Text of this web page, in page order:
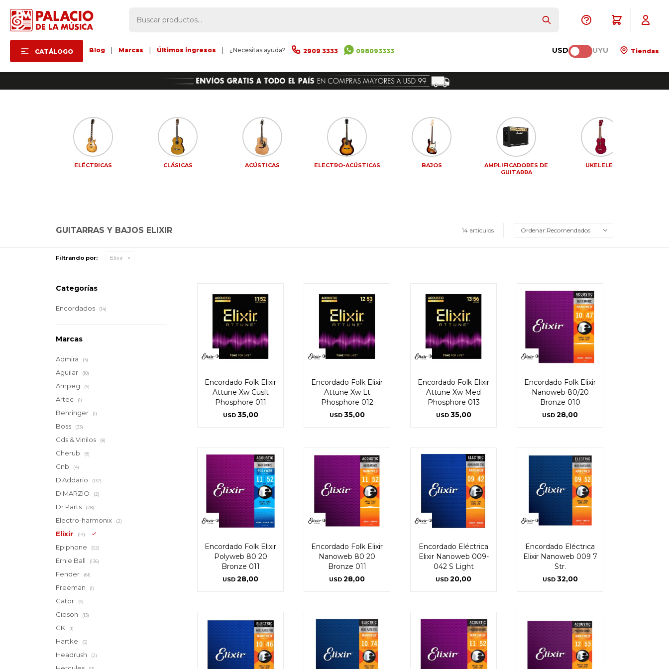
CATÁLOGO Blog Marcas Últimos ingresos ¿Necesitas ayuda? 2909 3333 098093333 USD UYU Tiendas
ELÉCTRICAS CLÁSICAS ACÚSTICAS ELECTRO-ACÚSTICAS BAJOS
AMPLIFICADORES DE
GUITARRA
UKELELES
GUITARRAS Y BAJOS ELIXIR 14 artículos Recomendados
Filtrando por: Elixir
Encordado Folk Elixir
Attune Xw Cuslt
Phosphore 011
USD 35,00
Encordado Folk Elixir
Attune Xw Lt
Phosphore 012
USD 35,00
Encordado Folk Elixir
Attune Xw Med
Phosphore 013
USD 35,00
Encordado Folk Elixir
Nanoweb 80/20
Bronze 010
USD 28,00
Encordado Folk Elixir
Polyweb 80 20
Bronze 011
USD 28,00
Encordado Folk Elixir
Nanoweb 80 20
Bronze 011
USD 28,00
Encordado Eléctrica
Elixir Nanoweb 009-
042 S Light
USD 20,00
Encordado Eléctrica
Elixir Nanoweb 009 7
Str.
USD 32,00
Categorías
Encordados (14)
Marcas
Admira (3)
Aguilar (10)
Ampeg (5)
Artec (1)
Behringer (1)
Boss (33)
Cds & Vinilos (8)
Cherub (8)
Cnb (4)
D'Addario (137)
DIMARZIO (2)
Dr Parts (28)
Electro-harmonix (2)
Elixir (14)
Epiphone (62)
Ernie Ball (136)
Fender (61)
Freeman (1)
Gator (6)
Gibson (13)
GK (1)
Hartke (6)
Headrush (2)